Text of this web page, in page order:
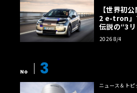
【世界初
2 e-tron」
伝説の“3
効率エント
【画像38枚
2026 8/4
No 3
ニュース＆トピ